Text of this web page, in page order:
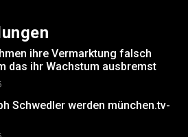
ihre Vermarktung falsch
das ihr Wachstum ausbremst
Schwedler werden münchen.tv-